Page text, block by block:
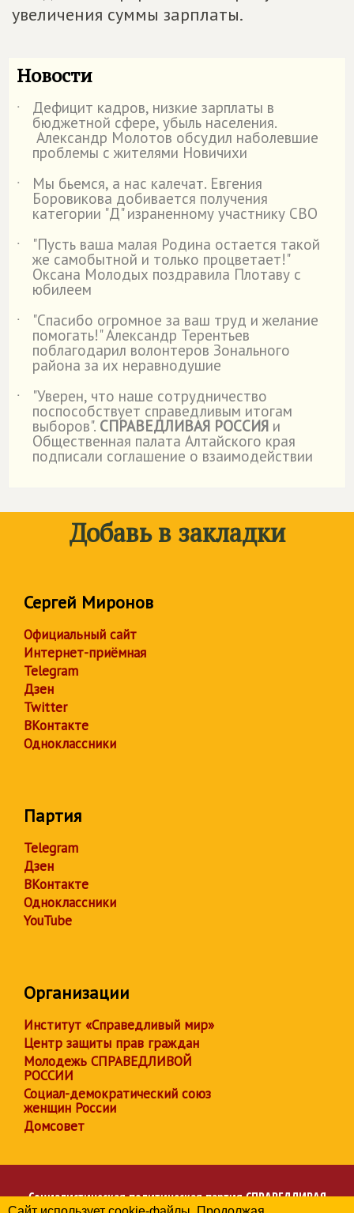
увеличения суммы зарплаты.
Новости
˙ Дефицит кадров, низкие зарплаты в
бюджетной сфере, убыль населения.
Александр Молотов обсудил наболевшие
проблемы с жителями Новичихи
˙
Мы бьемся, а нас калечат. Евгения
Боровикова добивается получения
категории "Д" израненному участнику СВО
˙
"Пусть ваша малая Родина остается такой
же самобытной и только процветает!"
Оксана Молодых поздравила Плотаву с
юбилеем
˙
"Спасибо огромное за ваш труд и желание
помогать!" Александр Терентьев
поблагодарил волонтеров Зонального
района за их неравнодушие
˙
"Уверен, что наше сотрудничество
поспособствует справедливым итогам
выборов". СПРАВЕДЛИВАЯ РОССИЯ и
Общественная палата Алтайского края
подписали соглашение о взаимодействии
Добавь в закладки
Сергей Миронов
Официальный сайт
Интернет-приёмная
Telegram
Дзен
Twitter
ВКонтакте
Одноклассники
Партия
Telegram
Дзен
ВКонтакте
Одноклассники
YouTube
Организации
Институт «Справедливый мир»
Центр защиты прав граждан
Молодежь СПРАВЕДЛИВОЙ
РОССИИ
Социал-демократический союз
женщин России
Домсовет
Социалистическая политическая партияСПРАВЕДЛИВАЯ